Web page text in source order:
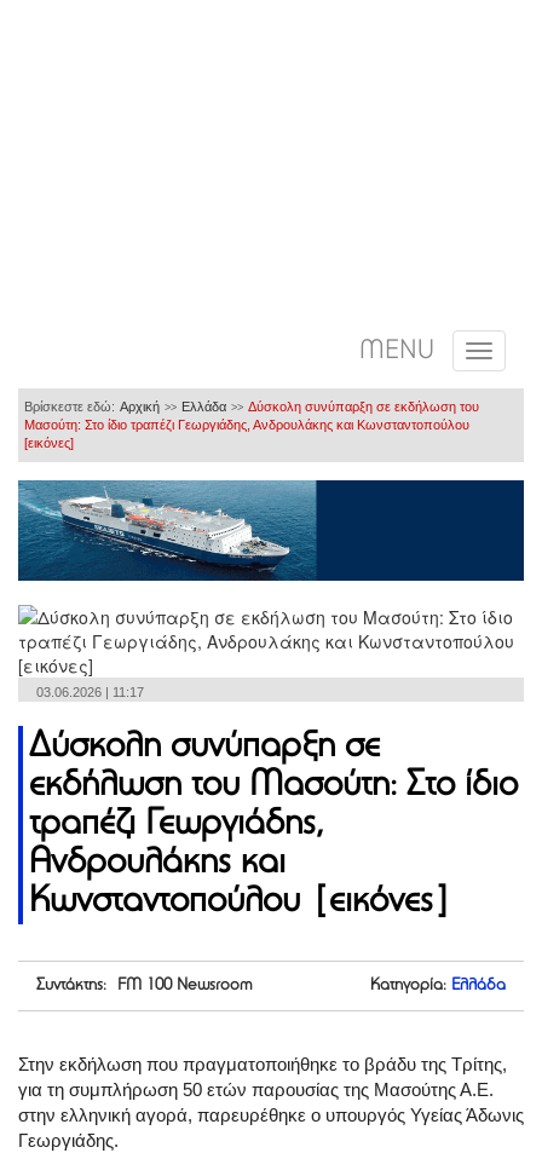
MENU
Βρίσκεστε εδώ: Αρχική >> Ελλάδα >> Δύσκολη συνύπαρξη σε εκδήλωση του
Μασούτη: Στο ίδιο τραπέζι Γεωργιάδης, Ανδρουλάκης και Κωνσταντοπούλου
[εικόνες]
03.06.2026 | 11:17
Δύσκολη συνύπαρξη σε
εκδήλωση του Μασούτη: Στο ίδιο
τραπέζι Γεωργιάδης,
Ανδρουλάκης και
Κωνσταντοπούλου [εικόνες]
Συντάκτης: FM 100 Newsroom Κατηγορία: Ελλάδα
Στην εκδήλωση που πραγματοποιήθηκε το βράδυ της Τρίτης,
για τη συμπλήρωση 50 ετών παρουσίας της Μασούτης Α.Ε.
στην ελληνική αγορά, παρευρέθηκε ο υπουργός Υγείας Άδωνις
Γεωργιάδης.